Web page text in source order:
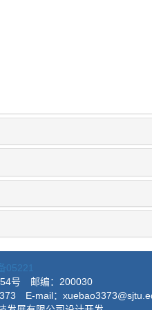
05221
号 邮编：200030
E-mail：